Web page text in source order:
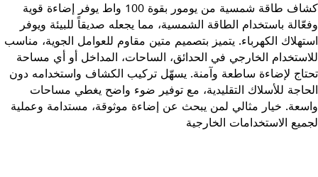
كشاف طاقة شمسية من يومور بقوة 100 واط يوفر إضاءة قوية
وفعّالة باستخدام الطاقة الشمسية، مما يجعله صديقاً للبيئة ويوفر
استهلاك الكهرباء. يتميز بتصميم متين مقاوم للعوامل الجوية، مناسب
للاستخدام الخارجي في الحدائق، الساحات، المداخل أو أي مساحة
تحتاج لإضاءة ساطعة وآمنة. يسهّل تركيب الكشاف واستخدامه دون
الحاجة للأسلاك التقليدية، مع توفير ضوء واضح يغطي مساحات
واسعة. خيار مثالي لمن يبحث عن إضاءة موثوقة، مستدامة وعملية
لجميع الاستخدامات الخارجية